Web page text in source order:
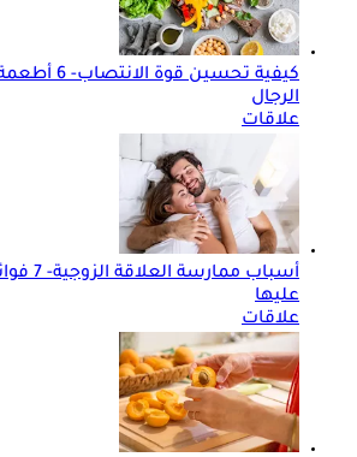
كيفية تحسين
الرجال
علاقات
أسباب
عليها
علاقات